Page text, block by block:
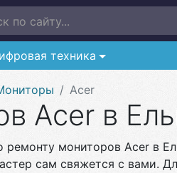
по сайту...
техника
Acer
Acer в
мониторов Acer в
сам свяжется с вами.